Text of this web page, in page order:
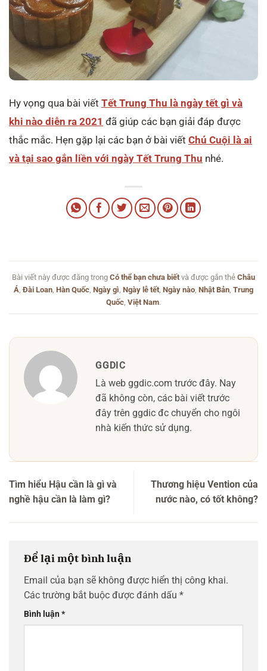
Hy vọng qua bài viết Tết Trung Thu là ngày tết gì và
khi nào diễn ra 2021 đã giúp các bạn giải đáp được
thắc mắc. Hẹn gặp lại các bạn ở bài viết Chú Cuội là ai
và tại sao gắn liền với ngày Tết Trung Thu nhé.
Bài viết này được đăng trong Có thể bạn chưa biếtvà được gắn thẻ Châu
Á, Đài Loan, Hàn Quốc, Ngày gì, Ngày lễ tết, Ngày nào, Nhật Bản, Trung
Quốc, Việt Nam.
GGDIC
Là web ggdic.com trước đây. Nay
đã không còn, các bài viết trước
đây trên ggdic đc chuyển cho ngôi
nhà kiến thức sử dụng.
Tìm hiểu Hậu cần là gì và
nghề hậu cần là làm gì?
Thương hiệu Vention của
nước nào, có tốt không?
Để lại một bình luận
Email của bạn sẽ không được hiển thị công khai.
Các trường bắt buộc được đánh dấu *
Bình luận*